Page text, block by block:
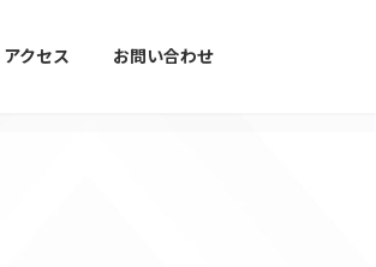
アクセス お問い合わせ